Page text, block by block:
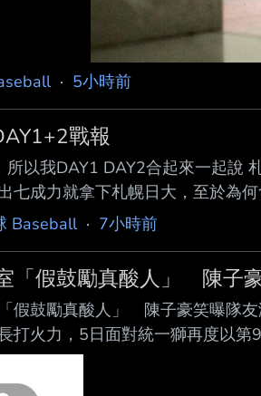
· 5小時前
戰報
所以我DAY1 DAY2合起來一起說
七成力就拿下札幌日大，至於為
狀態略有差別，但能很明顯感覺
不冤 ------ 東筑(福岡) 1：5 神村
永遥斗
Baseball· 7小時前
「假鼓勵真酸人」 陳子
假鼓勵真酸人」 陳子豪笑曝隊
打火力，5日面對統一獅再度以
表示，最近最大的差別除了運
在界外的紮實擊球，開始能夠留